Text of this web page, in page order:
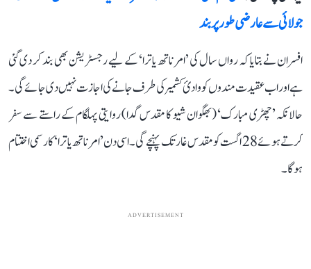
جولائی سے عارضی طور پر بند
افسران نے بتایا کہ رواں سال کی ’امرناتھ یاترا‘ کے لیے رجسٹریشن بھی بند کر دی گئی
ہے اور اب عقیدت مندوں کو وادئ کشمیر کی طرف جانے کی اجازت نہیں دی جائے گی۔
حالانکہ ’چھڑی مبارک‘ (بھگوان شیو کا مقدس گدا) روایتی پہلگام کے راستے سے سفر
کرتے ہوئے 28 اگست کو مقدس غار تک پہنچے گی۔ اسی دن ’امرناتھ یاترا‘ کا رسمی اختتام
ہوگا۔
ADVERTISEMENT